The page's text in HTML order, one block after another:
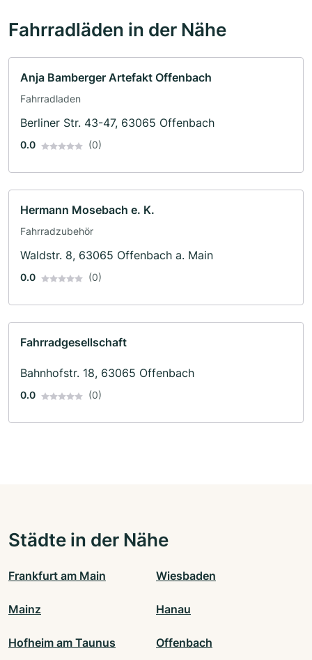
Fahrradläden in der Nähe
Anja Bamberger Artefakt Offenbach
Fahrradladen
Berliner Str. 43-47, 63065 Offenbach
0.0 (0)
Hermann Mosebach e. K.
Fahrradzubehör
Waldstr. 8, 63065 Offenbach a. Main
0.0 (0)
Fahrradgesellschaft
Bahnhofstr. 18, 63065 Offenbach
0.0 (0)
Städte in der Nähe
Frankfurt am Main Wiesbaden
Mainz Hanau
Hofheim am Taunus Offenbach